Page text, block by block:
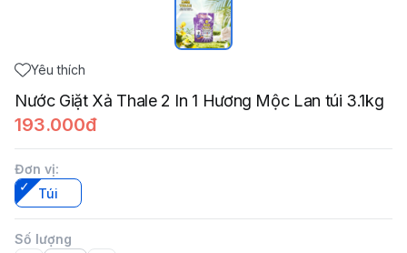
Yêu thích
Nước Giặt Xả Thale 2 In 1 Hương Mộc Lan túi 3.1kg
193.000đ
Đơn vị:
Túi
Số lượng